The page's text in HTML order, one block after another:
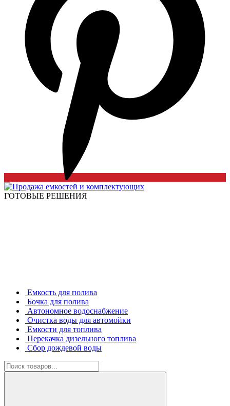
ГОТОВЫЕ РЕШЕНИЯ
Емкость для полива
Бочка для полива
Автономное водоснабжение
Очистка воды для автомойки
Емкости для топлива
Перекачка дизельного топлива
Сбор дождевой воды